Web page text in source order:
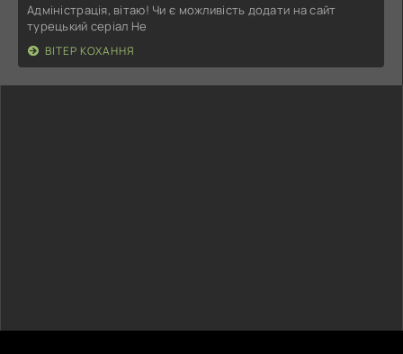
Адміністрація, вітаю! Чи є можливість додати на сайт
турецький серіал Не
ВІТЕР КОХАННЯ